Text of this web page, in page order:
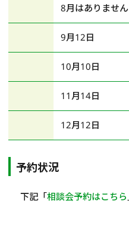
8月はありません
9月12日
10月10日
11月14日
12月12日
予約状況
下記「相談会予約はこちら